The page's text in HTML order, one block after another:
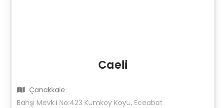
Caeli
Çanakkale
Bahşi Mevkii No:423 Kumköy Köyü, Eceabat